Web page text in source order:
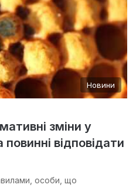
Новини
зміни у
відповідати
особи, що